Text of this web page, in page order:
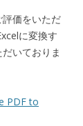
価をいただ
に変換す
いておりま
PDF to